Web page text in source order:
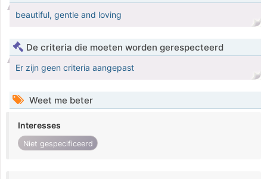
beautiful, gentle and loving
De criteria die moeten worden gerespecteerd
Er zijn geen criteria aangepast
Weet me beter
Interesses
Niet gespecificeerd